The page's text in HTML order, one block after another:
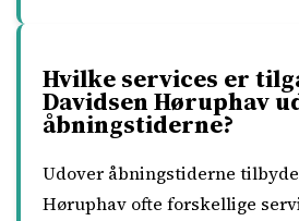
Hvilke services er
Davidsen Høruphav
åbningstiderne?
Udover åbningstiderne
Høruphav ofte forskellige